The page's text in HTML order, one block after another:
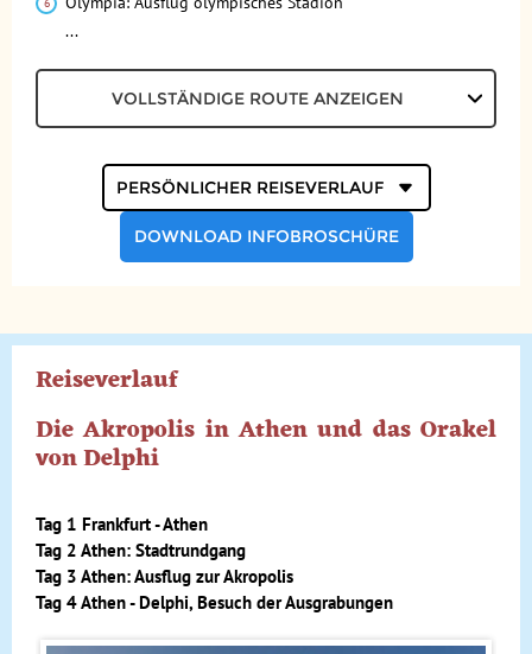
...
VOLLSTÄNDIGE ROUTE ANZEIGEN
Reiseverlauf
DOWNLOAD INFOBROSCHÜRE
Reiseverlauf
Die Akropolis in Athen und das Orakel
von Delphi
Tag 1 Frankfurt - Athen
Tag 2 Athen: Stadtrundgang
Tag 3 Athen: Ausflug zur Akropolis
Tag 4 Athen - Delphi, Besuch der Ausgrabungen